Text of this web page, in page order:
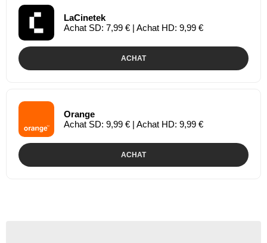
LaCinetek
Achat SD: 7,99 € | Achat HD: 9,99 €
ACHAT
Orange
Achat SD: 9,99 € | Achat HD: 9,99 €
ACHAT